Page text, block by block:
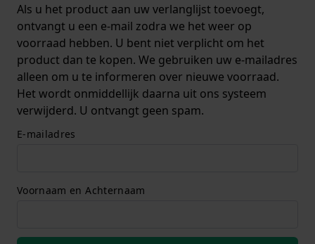
Als u het product aan uw verlanglijst toevoegt,
ontvangt u een e-mail zodra we het weer op
voorraad hebben. U bent niet verplicht om het
product dan te kopen. We gebruiken uw e-mailadres
alleen om u te informeren over nieuwe voorraad.
Het wordt onmiddellijk daarna uit ons systeem
verwijderd. U ontvangt geen spam.
E-mailadres
Voornaam en Achternaam